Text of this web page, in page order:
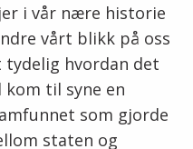
i vår nære historie
vårt blikk på oss
hvordan det
til syne en
som gjorde
staten og